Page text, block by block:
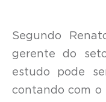
Segundo
gerente do
estudo pode
contando com o